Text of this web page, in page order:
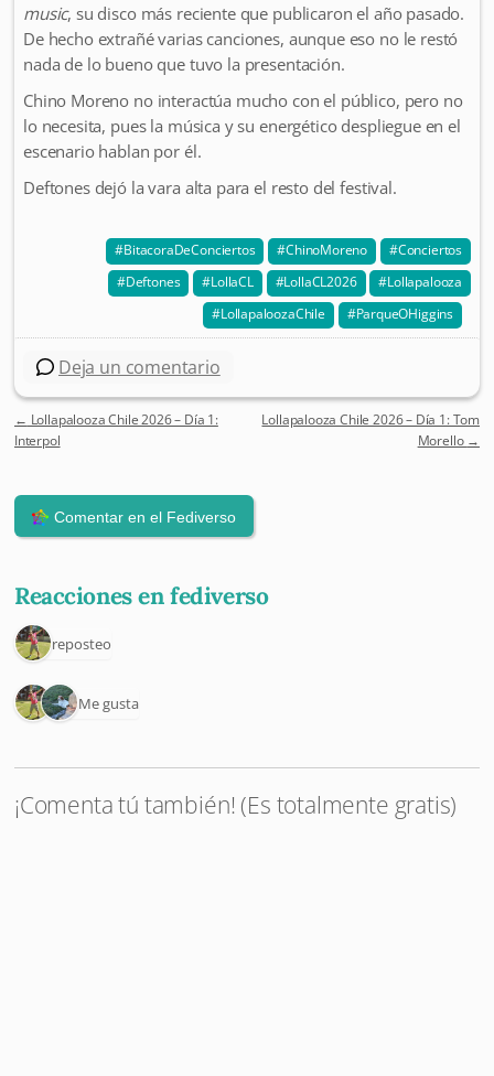
music, su disco más reciente que publicaron el año pasado.
De hecho extrañé varias canciones, aunque eso no le restó
nada de lo bueno que tuvo la presentación.
Chino Moreno no interactúa mucho con el público, pero no
lo necesita, pues la música y su energético despliegue en el
escenario hablan por él.
Deftones dejó la vara alta para el resto del festival.
BitacoraDeConciertos ChinoMoreno
Conciertos
Deftones
LollaCL LollaCL2026
Lollapalooza
LollapaloozaChile
ParqueOHiggins
Deja un comentario
Post navigation
← Lollapalooza Chile 2026 – Día 1:
Interpol
Lollapalooza Chile 2026 – Día 1: Tom
Morello →
Reacciones en fediverso
1 reposteo
2 Me gusta
¡Comenta tú también! (Es totalmente gratis)